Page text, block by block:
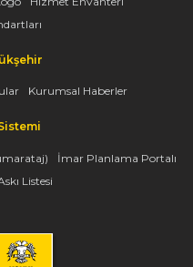
Kurumsal Haberler
İmar Planlama Portalı
Listesi